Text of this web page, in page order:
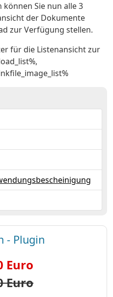
können Sie nun alle 3
der Dokumente
zur Verfügung stellen.
für die Listenansicht zur
- Plugin
Euro
Euro